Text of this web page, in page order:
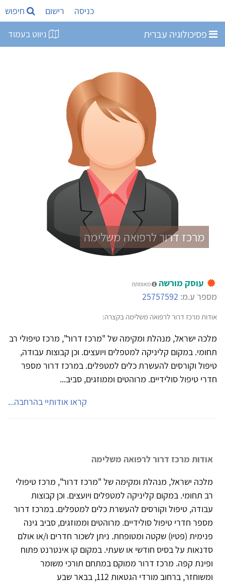
כניסה רישום חיפוש
פסיכולוגיה עברית ניווט בעמוד
מרכז דרור לרפואה משלימה
עוסק מורשה מאומתת
מספר ע.מ: 25757592
אודות מרכז דרור לרפואה משלימה בקצרה:
מלכה ישראל, מנהלת ומקימה של "מרכז דרור", מרכז טיפולי רב
תחומי. במקום קליניקה למטפלים ויועצים. וכן קבוצות עבודה,
טיפול וקורסים להעשרת כלים למטפלים. במרכז דרור מספר
חדרי טיפול סולידיים. מרוהטים וממוזגים, סביב...
קראו אודותיי בהרחבה...
אודות מרכז דרור לרפואה משלימה
מלכה ישראל, מנהלת ומקימה של "מרכז דרור", מרכז טיפולי
רב תחומי. במקום קליניקה למטפלים ויועצים. וכן קבוצות
עבודה, טיפול וקורסים להעשרת כלים למטפלים. במרכז דרור
מספר חדרי טיפול סולידיים. מרוהטים וממוזגים, סביב גינה
פנימית (פטיו) שקטה ומטופחת. ניתן לשכור חדרים ו/או אולם
סדנאות על בסיס חודשי או שעתי. במקום קו אינטרנט פתוח
ופינת קפה. מרכז דרור ממוקם במתחם תורכי משומר
ומשוחזר, ברחוב מורדי הגטאות 112, בבאר שבע